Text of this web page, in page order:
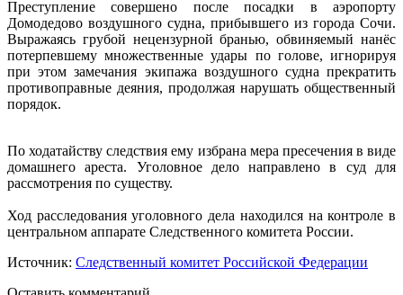
Преступление совершено после посадки в аэропорту
Домодедово воздушного судна, прибывшего из города Сочи.
Выражаясь грубой нецензурной бранью, обвиняемый нанёс
потерпевшему множественные удары по голове, игнорируя
при этом замечания экипажа воздушного судна прекратить
противоправные деяния, продолжая нарушать общественный
порядок.
По ходатайству следствия ему избрана мера пресечения в виде
домашнего ареста. Уголовное дело направлено в суд для
рассмотрения по существу.
Ход расследования уголовного дела находился на контроле в
центральном аппарате Следственного комитета России.
Источник: Следственный комитет Российской Федерации